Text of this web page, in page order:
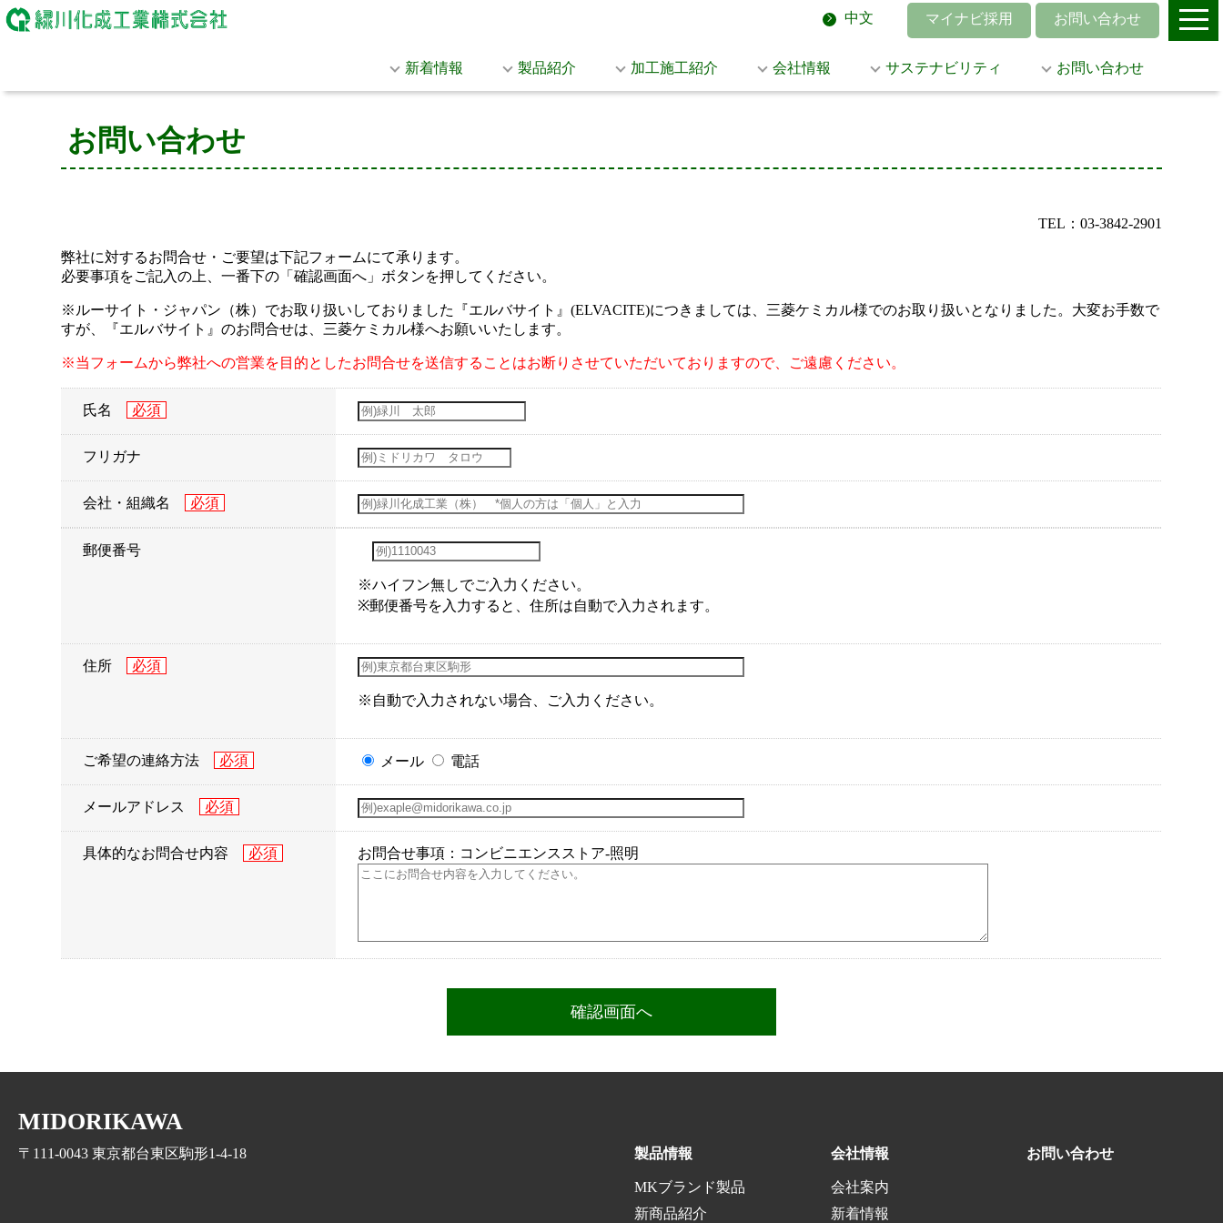
中文 マイナビ採用 お問い合わせ
新着情報 製品紹介 加工施工紹介 会社情報 サステナビリティ お問い合わせ
お問い合わせ
TEL：03-3842-2901
弊社に対するお問合せ・ご要望は下記フォームにて承ります。
必要事項をご記入の上、一番下の「確認画面へ」ボタンを押してください。
※ルーサイト・ジャパン（株）でお取り扱いしておりました『エルバサイト』(ELVACITE)につきましては、三菱ケミカル様でのお取り扱いとなりました。大変お手数で
すが、『エルバサイト』のお問合せは、三菱ケミカル様へお願いいたします。
※当フォームから弊社への営業を目的としたお問合せを送信することはお断りさせていただいておりますので、ご遠慮ください。
氏名
フリガナ
会社・組織名
郵便番号
※ハイフン無しでご入力ください。
※郵便番号を入力すると、住所は自動で入力されます。
住所
※自動で入力されない場合、ご入力ください。
ご希望の連絡方法 メール 電話
メールアドレス
具体的なお問合せ内容 お問合せ事項：コンビニエンスストア-照明
MIDORIKAWA
〒111-0043 東京都台東区駒形1-4-18 製品情報
MKブランド製品
新商品紹介
会社情報
会社案内
新着情報
お問い合わせ